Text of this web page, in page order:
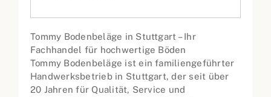
Tommy Bodenbeläge in Stuttgart – Ihr
Fachhandel für hochwertige Böden
Tommy Bodenbeläge ist ein familiengeführter
Handwerksbetrieb in Stuttgart, der seit über
20 Jahren für Qualität, Service und